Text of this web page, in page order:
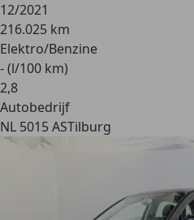
12/2021
216.025 km
Elektro/Benzine
- (l/100 km)
2,8
Autobedrijf
NL 5015 ASTilburg